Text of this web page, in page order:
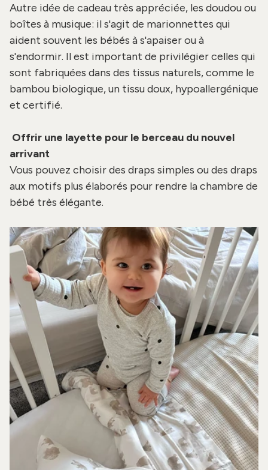
Autre idée de cadeau très appréciée, les doudouou
boîtes à musique: il s'agit de marionnettes qui
aident souvent les bébés à s'apaiser ou à
s'endormir. Il est important de privilégier celles qui
sont fabriquées dans des tissus naturels, comme le
bambou biologique, un tissu doux, hypoallergénique
et certifié.
Offrir une layette pour le berceau du nouvel
arrivant
Vous pouvez choisir des draps simples ou des draps
aux motifs plus élaborés pour rendre la chambre de
bébé très élégante.